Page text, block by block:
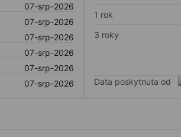
07-srp-2026
07-srp-2026
07-srp-2026
07-srp-2026
07-srp-2026
07-srp-2026
1 rok
3 roky
Data poskytnuta od